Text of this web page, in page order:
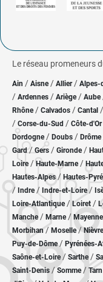
Le réseau promeneurs
Ain / Aisne/ Allier/ Alpes-
/ Ardennes / Ariège/ Aube
Rhône/ Calvados / Cantal /
/ Corse-du-Sud / Côte-d'Or
Dordogne/ Doubs / Drôme
Gard/Gers / Gironde/
Loire/Haute-Marne/
Hautes-Alpes/ Hautes-
/ Indre/ Indre-et-Loire/
Loire-Atlantique/ Loiret /
Manche/ Marne/ Mayenne
Morbihan/ Moselle/ Nièvre
Puy-de-Dôme/ Pyrénées-
Saône-et-Loire/ Sarthe/
Saint-Denis /Somme/ Tarn